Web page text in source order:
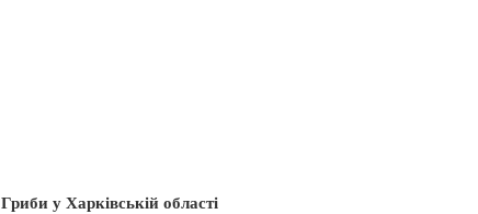
Гриби у Харківській області